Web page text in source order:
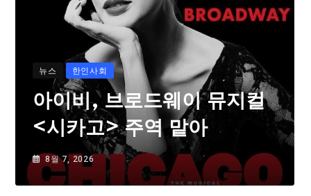
뉴스 한인사회
아이비, 브로드웨이 뮤지컬
<시카고> 주역 맡아
8월 7, 2026